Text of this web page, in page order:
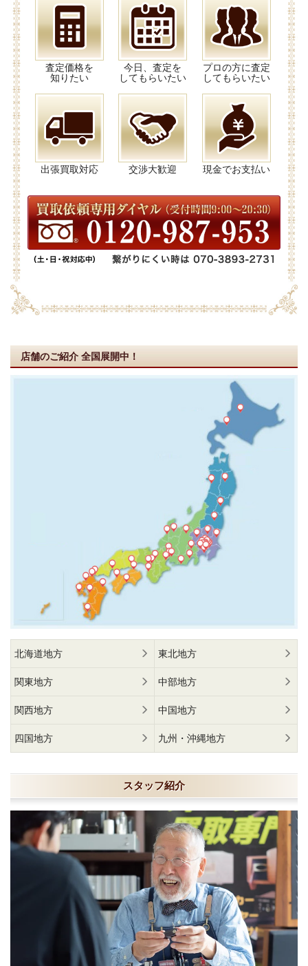
査定価格を
知りたい
今日、査定を
してもらいたい
プロの方に査定
してもらいたい
出張買取対応 交渉大歓迎 現金でお支払い
店舗のご紹介 全国展開中！
北海道地方 東北地方
関東地方 中部地方
関西地方 中国地方
四国地方 九州・沖縄地方
スタッフ紹介